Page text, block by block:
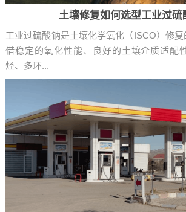
土壤修复如何选型工业过硫
工业过硫酸钠是土壤化学氧化（ISCO）修
借稳定的氧化性能、良好的土壤介质适配
烃、多环...